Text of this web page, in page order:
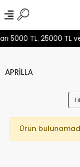
5000 TL. 25000 TL
APRİLLA
Ürün